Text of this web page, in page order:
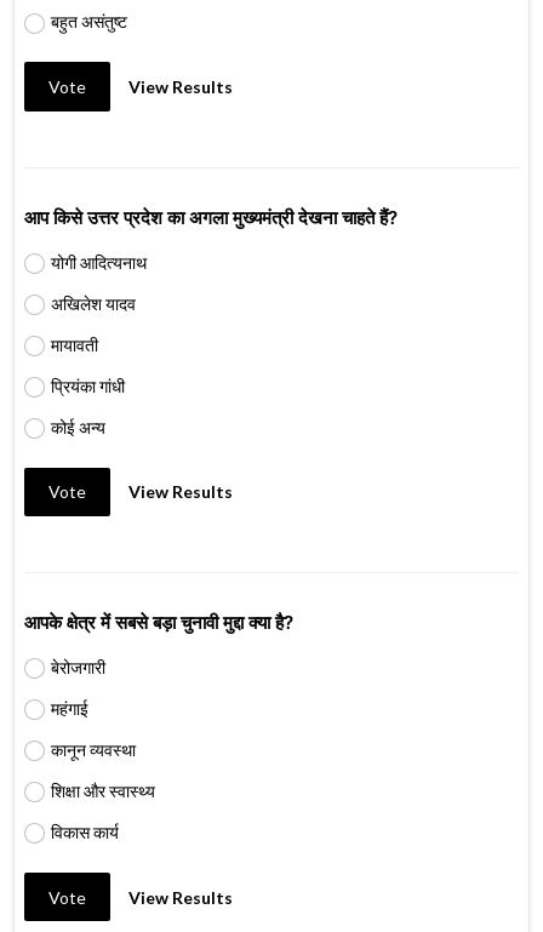
बहुत असंतुष्ट
Vote View Results
आप किसे उत्तर प्रदेश का अगला मुख्यमंत्री देखना चाहते हैं?
योगी आदित्यनाथ
अखिलेश यादव
मायावती
प्रियंका गांधी
कोई अन्य
Vote View Results
आपके क्षेत्र में सबसे बड़ा चुनावी मुद्दा क्या है?
बेरोजगारी
महंगाई
कानून व्यवस्था
शिक्षा और स्वास्थ्य
विकास कार्य
Vote View Results